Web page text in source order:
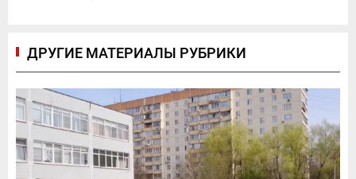
ДРУГИЕ МАТЕРИАЛЫ РУБРИКИ